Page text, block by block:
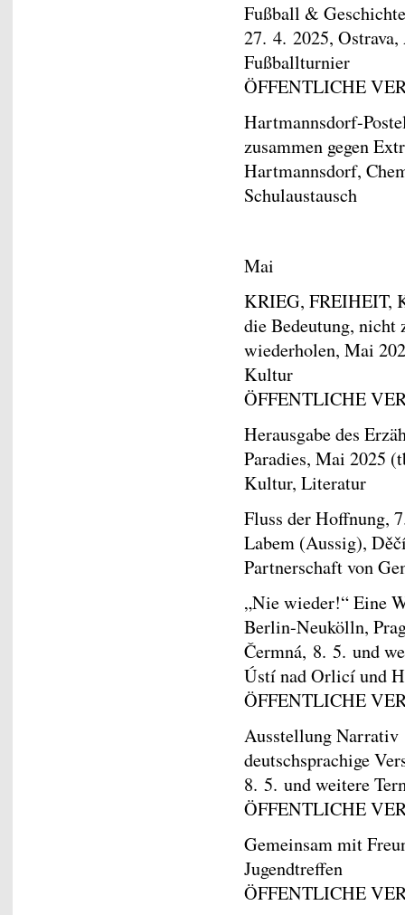
Fußball &
27. 4. 2025,
Fußballturnier
ÖFFENTLICHE
Hartmannsdorf-
zusammen gegen
Hartmannsdorf,
Schulaustausch
Mai
KRIEG, FREIHEIT,
die Bedeutung, nicht
wiederholen, Mai
Kultur
ÖFFENTLICHE
Herausgabe des
Paradies, Mai 2025
Kultur, Literatur
Fluss der Hoffnung,
Labem (Aussig),
Partnerschaft von
„Nie wieder!“ Eine
Berlin-Neukölln,
Čermná, 8. 5. und
Ústí nad Orlicí und
ÖFFENTLICHE
Ausstellung Narrativ
deutschsprachige
8. 5. und weitere
ÖFFENTLICHE
Gemeinsam mit
Jugendtreffen
ÖFFENTLICHE